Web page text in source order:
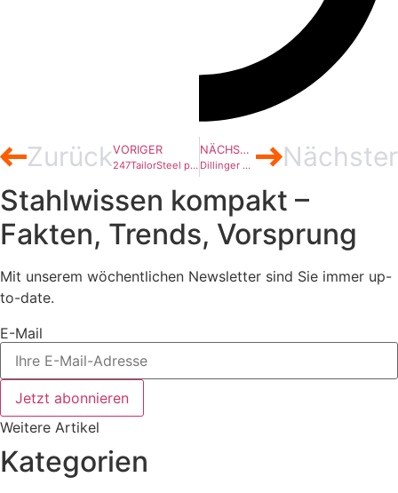
ZurückVORIGER
247TailorSteel plant dritte Produktionsstätte
NÄCHSTER
Dillinger will Fundamentfertigung für Offshore-Windparks optimieren Nächster
Stahlwissen kompakt –
Fakten, Trends, Vorsprung
Mit unserem wöchentlichen Newsletter sind Sie immer up-
to-date.
E-Mail
Jetzt abonnieren
Weitere Artikel
Kategorien